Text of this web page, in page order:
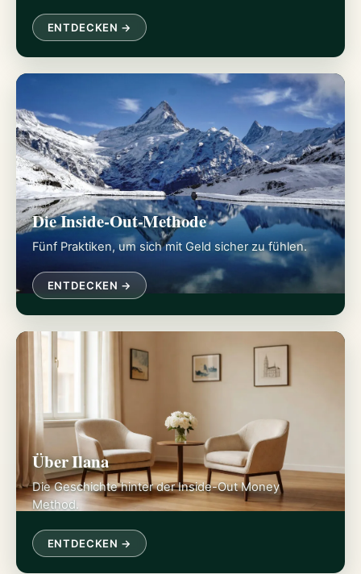
ENTDECKEN →
Die Inside-Out-Methode
Fünf Praktiken, um sich mit Geld sicher zu fühlen.
ENTDECKEN →
Über Ilana
Die Geschichte hinter der Inside-Out Money
Method.
ENTDECKEN →